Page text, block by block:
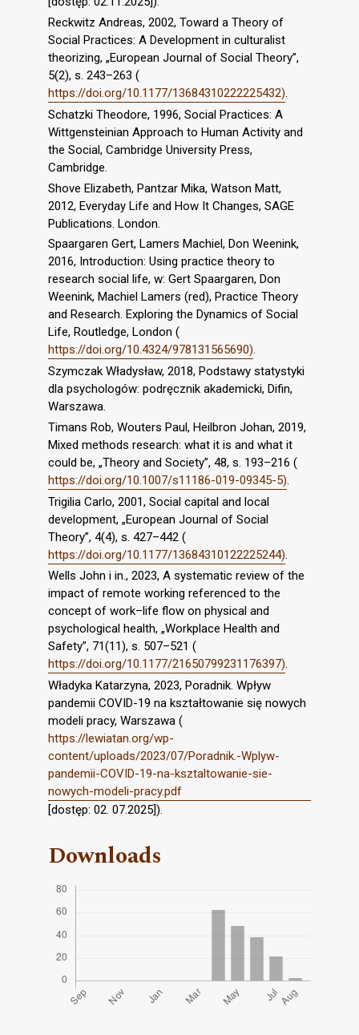
Reckwitz Andreas, 2002, Toward a Theory of
Social Practices: A Development in culturalist
theorizing, „European Journal of Social Theory”,
5(2), s. 243–263 (
https://doi.org/10.1177/13684310222225432).
Schatzki Theodore, 1996, Social Practices: A
Wittgensteinian Approach to Human Activity and
the Social, Cambridge University Press,
Cambridge.
Shove Elizabeth, Pantzar Mika, Watson Matt,
2012, Everyday Life and How It Changes, SAGE
Publications. London.
Spaargaren Gert, Lamers Machiel, Don Weenink,
2016, Introduction: Using practice theory to
research social life, w: Gert Spaargaren, Don
Weenink, Machiel Lamers (red), Practice Theory
and Research. Exploring the Dynamics of Social
Life, Routledge, London (
https://doi.org/10.4324/978131565690).
Szymczak Władysław, 2018, Podstawy statystyki
dla psychologów: podręcznik akademicki, Difin,
Warszawa.
Timans Rob, Wouters Paul, Heilbron Johan, 2019,
Mixed methods research: what it is and what it
could be, „Theory and Society”, 48, s. 193–216 (
https://doi.org/10.1007/s11186-019-09345-5).
Trigilia Carlo, 2001, Social capital and local
development, „European Journal of Social
Theory”, 4(4), s. 427–442 (
https://doi.org/10.1177/13684310122225244)
Wells John i in., 2023, A systematic review of the
impact of remote working referenced to the
concept of work–life flow on physical and
psychological health, „Workplace Health and
Safety”, 71(11), s. 507–521 (
https://doi.org/10.1177/21650799231176397).
Władyka Katarzyna, 2023, Poradnik. Wpływ
pandemii COVID-19 na kształtowanie się nowych
modeli pracy, Warszawa (
https://lewiatan.org/wp-
content/uploads/2023/07/Poradnik.-Wplyw-
pandemii-COVID-19-na-ksztaltowanie-sie-
nowych-modeli-pracy.pdf
[dostęp: 02. 07.2025]).
Downloads